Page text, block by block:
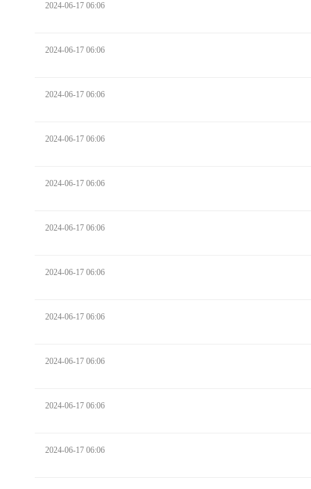
2024-06-17 06:06
2024-06-17 06:06
2024-06-17 06:06
2024-06-17 06:06
2024-06-17 06:06
2024-06-17 06:06
2024-06-17 06:06
2024-06-17 06:06
2024-06-17 06:06
2024-06-17 06:06
2024-06-17 06:06